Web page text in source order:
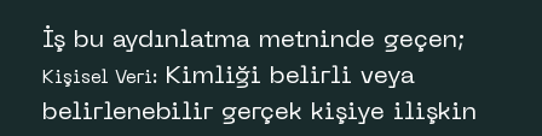
İş bu aydınlatma metninde geçen;
Kişisel Veri: Kimliği belirli veya
belirlenebilir gerçek kişiye ilişkin